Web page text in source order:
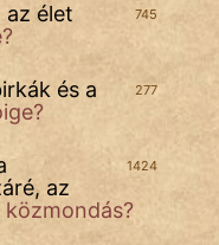
745
élet
277
és a
1424
az
közmondás?